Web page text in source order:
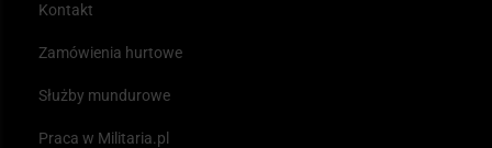
Kontakt
Zamówienia hurtowe
Służby mundurowe
Praca w Militaria.pl